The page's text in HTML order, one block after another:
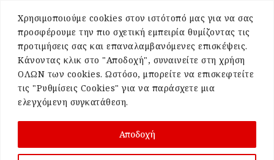
Χρησιμοποιούμε cookies στον ιστότοπό μας για να σας
προσφέρουμε την πιο σχετική εμπειρία θυμίζοντας τις
προτιμήσεις σας και επαναλαμβανόμενες επισκέψεις.
Κάνοντας κλικ στο "Αποδοχή", συναινείτε στη χρήση
ΟΛΩΝ των cookies. Ωστόσο, μπορείτε να επισκεφτείτε
τις "Ρυθμίσεις Cookies" για να παράσχετε μια
ελεγχόμενη συγκατάθεση.
Αποδοχή